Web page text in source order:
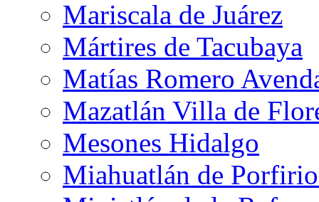
Mariscala de Juárez
Mártires de Tacubaya
Matías Romero
Mazatlán Villa de
Mesones Hidalgo
Miahuatlán de